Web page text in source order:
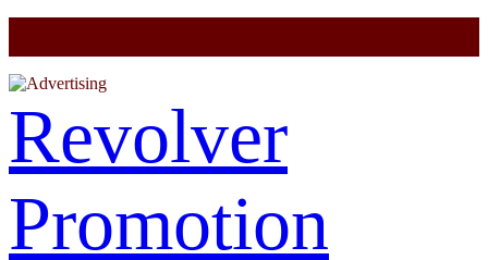
Revolver
Promotion